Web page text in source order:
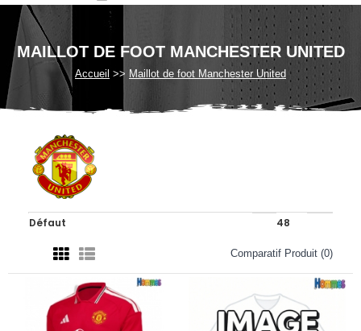
MAILLOT DE FOOT MANCHESTER UNITED
Accueil Maillot de foot Manchester United
Comparatif Produit (0)